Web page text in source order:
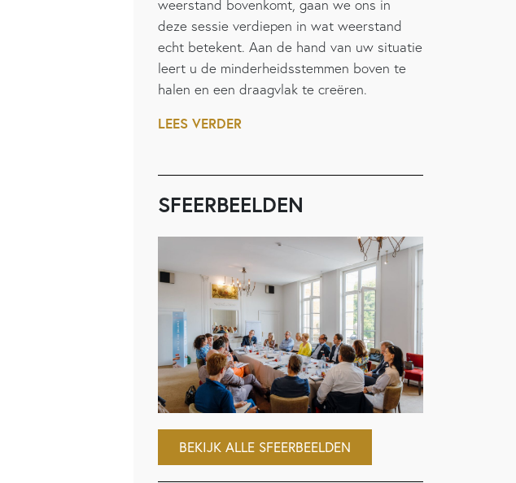
weerstand bovenkomt, gaan we ons in
deze sessie verdiepen in wat weerstand
echt betekent. Aan de hand van uw situatie
leert u de minderheidsstemmen boven te
halen en een draagvlak te creëren.
LEES VERDER
SFEERBEELDEN
BEKIJK ALLE SFEERBEELDEN